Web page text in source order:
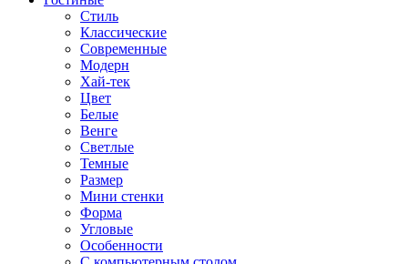
Стиль
Классические
Современные
Модерн
Хай-тек
Цвет
Белые
Венге
Светлые
Темные
Размер
Мини стенки
Форма
Угловые
Особенности